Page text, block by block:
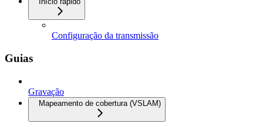
Configuração da transmissão
Guias
Gravação
Mapeamento de cobertura (VSLAM)